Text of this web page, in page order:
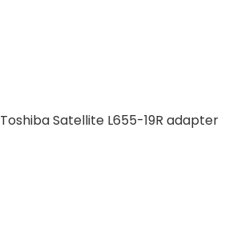
Toshiba Satellite L655-19R adapter